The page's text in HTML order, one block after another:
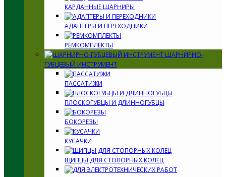
КАРДАННЫЕ ШАРНИРЫ
АДАПТЕРЫ И ПЕРЕХОДНИКИ
РЕМКОМПЛЕКТЫ
ШАРНИРНО-
ГУБЦЕВЫЙ ИНСТРУМЕНТ
ПАССАТИЖИ
ПЛОСКОГУБЦЫ И ДЛИННОГУБЦЫ
БОКОРЕЗЫ
КУСАЧКИ
ЩИПЦЫ ДЛЯ СТОПОРНЫХ КОЛЕЦ